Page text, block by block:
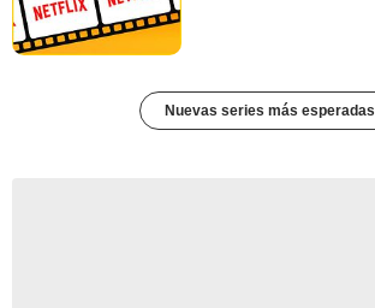
Nuevas series más esperadas